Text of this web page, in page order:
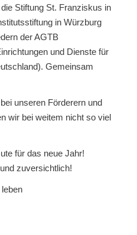
Stiftung St. Franziskus in
in Würzburg
der AGTB
und Dienste für
Gemeinsam
unseren Förderern und
wir bei weitem nicht so viel
für das neue Jahr!
zuversichtlich!
leben